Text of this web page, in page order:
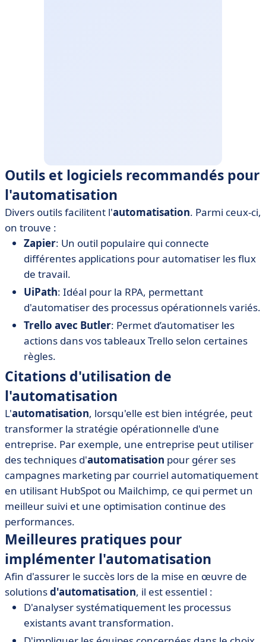
Outils et logiciels recommandés pour
l'automatisation
Divers outils facilitent l'automatisation. Parmi ceux-ci,
on trouve :
Zapier: Un outil populaire qui connecte
différentes applications pour automatiser les flux
de travail.
UiPath: Idéal pour la RPA, permettant
d'automatiser des processus opérationnels variés.
Trello avec Butler: Permet d’automatiser les
actions dans vos tableaux Trello selon certaines
règles.
Citations d'utilisation de
l'automatisation
L'automatisation, lorsqu'elle est bien intégrée, peut
transformer la stratégie opérationnelle d'une
entreprise. Par exemple, une entreprise peut utiliser
des techniques d'automatisation pour gérer ses
campagnes marketing par courriel automatiquement
en utilisant HubSpot ou Mailchimp, ce qui permet un
meilleur suivi et une optimisation continue des
performances.
Meilleures pratiques pour
implémenter l'automatisation
Afin d'assurer le succès lors de la mise en œuvre de
solutionsd'automatisation, il est essentiel :
D'analyser systématiquement les processus
existants avant transformation.